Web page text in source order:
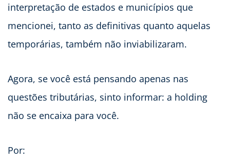
interpretação de estados e municípios que
mencionei, tanto as definitivas quanto aquelas
temporárias, também não inviabilizaram.
Agora, se você está pensando apenas nas
questões tributárias, sinto informar: a holding
não se encaixa para você.
Por: